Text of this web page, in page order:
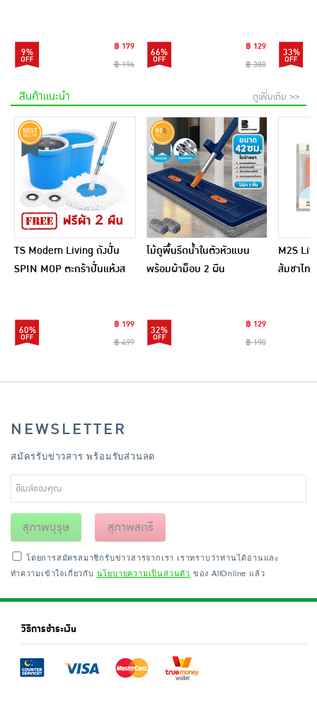
9%
฿ 179
฿ 196
66%
฿ 129
฿ 380
33%
สินค้าแนะนำ ดูเพิ่มเติม >>
TS Modern Living ถังปั่น
SPIN MOP ตะกร้าปั่นแห้งส
60%
฿ 199
฿ 499
ไม้ถูพื้นรีดน้ำในตัวหัวแบน
พร้อมผ้าม็อบ 2 ผืน
32%
฿ 129
฿ 190
M2S
ส้มชาไท
NEWSLETTER
สมัครรับข่าวสาร พร้อมรับส่วนลด
สุภาพบุรุษ สุภาพสตรี
โดยการสมัครสมาชิกรับข่าวสารจากเรา เราทราบว่าท่านได้อ่านและ
ทำความเข้าใจเกี่ยวกับ นโยบายความเป็นส่วนตัว ของ AllOnline แล้ว
วิธีการชำระเงิน